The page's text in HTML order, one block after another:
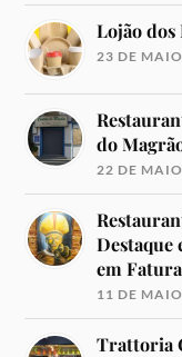
Lojão dos
23 DE
do
22 DE
Destaque
em
11 DE
Trattoria